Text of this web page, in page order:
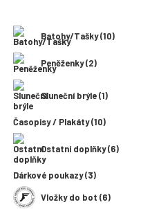
Batohy/Tašky (10)
Peněženky (2)
Sluneční brýle (1)
Časopisy / Plakáty (10)
Ostatní doplňky (6)
Dárkové poukazy (3)
Vložky do bot (6)